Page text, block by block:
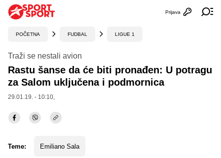
Otvori
Prijava
POČETNA FUDBAL LIGUE 1
Traži se nestali avion
Rastu šanse da će biti pronađen: U potragu
za Salom uključena i podmornica
29.01.19. - 10:10,
Teme: Emiliano Sala